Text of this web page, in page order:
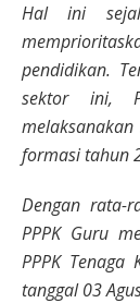
Hal ini
pendidikan.
sektor ini,
melaksanakan
formasi tahun
Dengan rata-
PPPK Guru
PPPK Tenaga
tanggal 03